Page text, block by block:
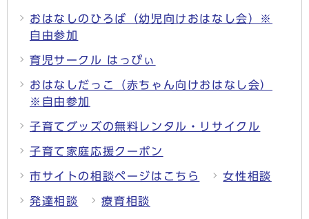
おはなしのひろば（幼児向けおはなし会）※
自由参加
育児サークル はっぴぃ
おはなしだっこ（赤ちゃん向けおはなし会）
※自由参加
子育てグッズの無料レンタル・リサイクル
子育て家庭応援クーポン
市サイトの相談ページはこちら 女性相談
発達相談 療育相談